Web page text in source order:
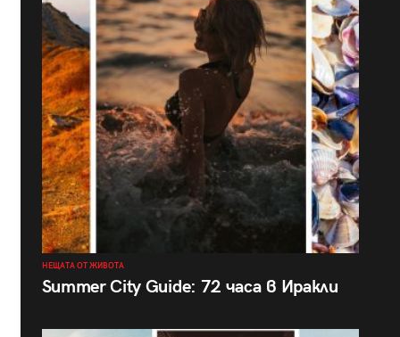
НЕЩАТА ОТ ЖИВОТА
Summer City Guide: 72 часа в Иракли